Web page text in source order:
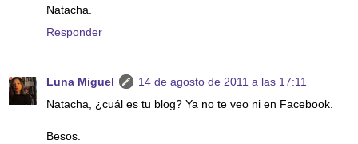
Natacha.
Responder
Luna Miguel
14 de agosto de 2011 a las 17:11
Natacha, ¿cuál es tu blog? Ya no te veo ni en Facebook.
Besos.